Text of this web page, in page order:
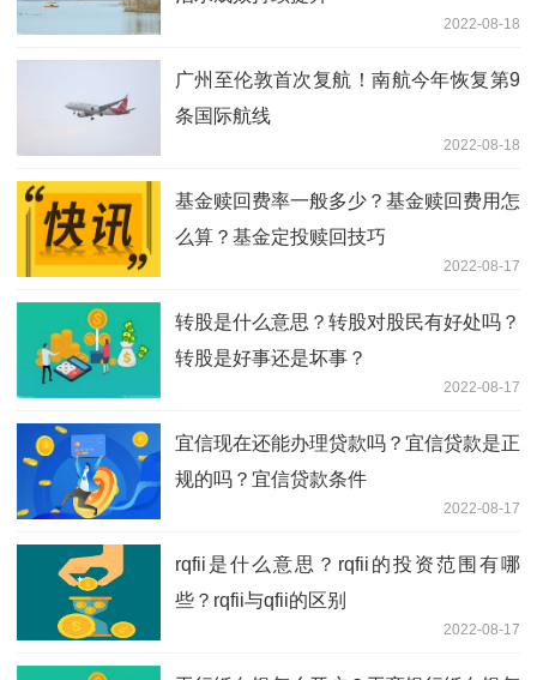
2022-08-18
广州至伦敦首次复航！南航今年恢复第9
条国际航线
2022-08-18
基金赎回费率一般多少？基金赎回费用怎
么算？基金定投赎回技巧
2022-08-17
转股是什么意思？转股对股民有好处吗？
转股是好事还是坏事？
2022-08-17
宜信现在还能办理贷款吗？宜信贷款是正
规的吗？宜信贷款条件
2022-08-17
rqfii是什么意思？rqfii的投资范围有哪
些？rqfii与qfii的区别
2022-08-17